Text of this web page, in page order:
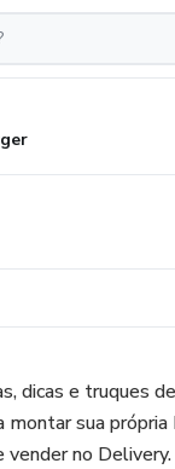
dicas e truques
sua
vender no Delivery.